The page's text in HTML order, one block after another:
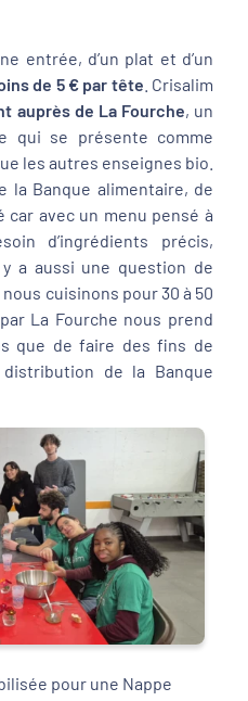
entrée, d’un plat et d’un
de 5 € par tête . Crisalim
auprès de La Fourche, un
qui se présente comme
les autres enseignes bio.
la Banque alimentaire, de
avec un menu pensé à
d’ingrédients précis,
a aussi une question de
cuisinons pour 30 à 50
La Fourche nous prend
que de faire des fins de
de la Banque
pour une Nappe